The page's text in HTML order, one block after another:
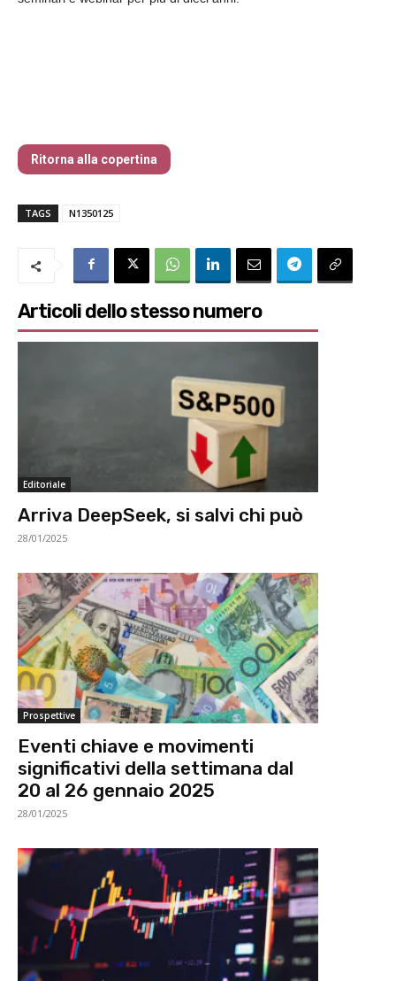
Ritorna alla copertina
TAGS N1350125
Articoli dello stesso numero
Editoriale
Arriva DeepSeek, si salvi chi può
28/01/2025
Prospettive
Eventi chiave e movimenti
significativi della settimana dal
20 al 26 gennaio 2025
28/01/2025